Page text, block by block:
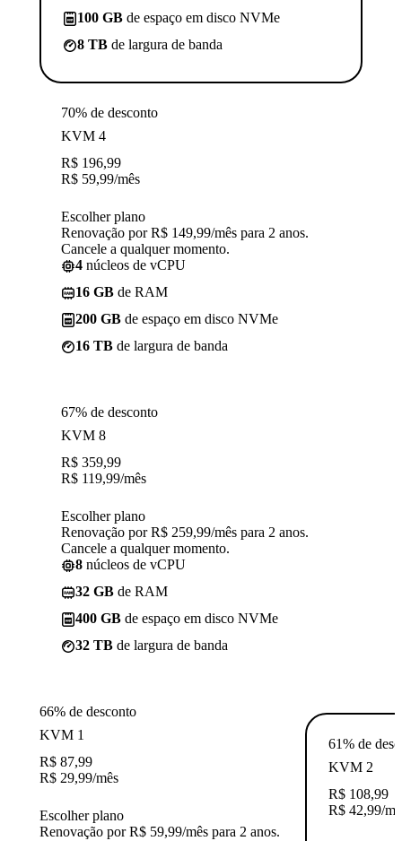
100 GB de espaço em disco NVMe
8 TB de largura de banda
70% de desconto
KVM 4
R$ 196,99
R$ 59,99/mês
Escolher plano
Renovação por R$ 149,99/mês para 2 anos.
Cancele a qualquer momento.
4 núcleos de vCPU
16 GB de RAM
200 GB de espaço em disco NVMe
16 TB de largura de banda
67% de desconto
KVM 8
R$ 359,99
R$ 119,99/mês
Escolher plano
Renovação por R$ 259,99/mês para 2 anos.
Cancele a qualquer momento.
8 núcleos de vCPU
32 GB de RAM
400 GB de espaço em disco NVMe
32 TB de largura de banda
66% de desconto
KVM 1
R$ 87,99
R$ 29,99/mês
Escolher plano
Renovação por R$ 59,99/mês para 2 anos.
61% de
KVM 2
R$ 108,99
R$ 42,99/